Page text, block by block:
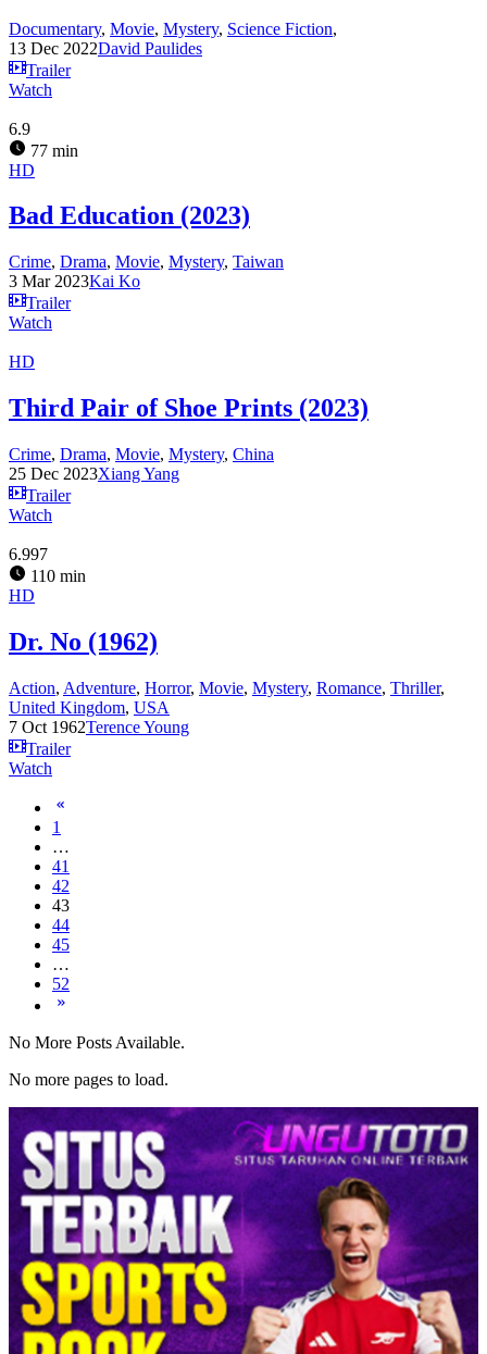
Documentary, Movie, Mystery, Science Fiction,
13 Dec 2022David Paulides
Trailer
Watch
6.9
77 min
HD
Bad Education (2023)
Crime, Drama, Movie, Mystery, Taiwan
3 Mar 2023Kai Ko
Trailer
Watch
HD
Third Pair of Shoe Prints (2023)
Crime, Drama, Movie, Mystery, China
25 Dec 2023Xiang Yang
Trailer
Watch
6.997
110 min
HD
Dr. No (1962)
Action, Adventure, Horror, Movie, Mystery, Romance, Thriller,
United Kingdom, USA
7 Oct 1962Terence Young
Trailer
Watch
1
…
41
42
43
44
45
…
52
No More Posts Available.
No more pages to load.